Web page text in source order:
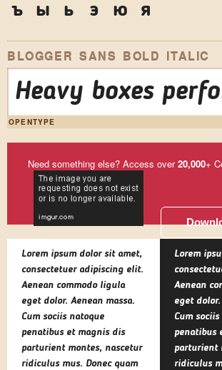
ъ
ы ь э ю я
BLOGGER SANS BOLD ITALIC
Heavy boxes
OPENTYPE
Need something else? Access over20,000+
Lorem ipsum dolor sit amet,
consectetuer adipiscing elit.
Aenean commodo ligula
eget dolor. Aenean massa.
Cum sociis natoque
penatibus et magnis dis
parturient montes, nascetur
ridiculus mus. Donec quam
Lorem
Aenean
eget dolor.
Cum
penatibus
parturient
ridiculus